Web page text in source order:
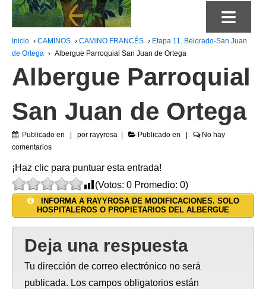
≡
Inicio › CAMINOS › CAMINO FRANCÉS › Etapa 11. Belorado-San Juan
de Ortega › Albergue Parroquial San Juan de Ortega
Albergue Parroquial
San Juan de Ortega
Publicado en por rayyrosa Publicado en
No hay
comentarios
¡Haz clic para puntuar esta entrada!
(Votos: 0 Promedio: 0)
INFORMA A RAYYROSA DE MODIFICACIONES. SOLO
HOSPITALEROS O PROPIETARIOS DEL ALBERGUE
Deja una respuesta
Tu dirección de correo electrónico no será
publicada. Los campos obligatorios están